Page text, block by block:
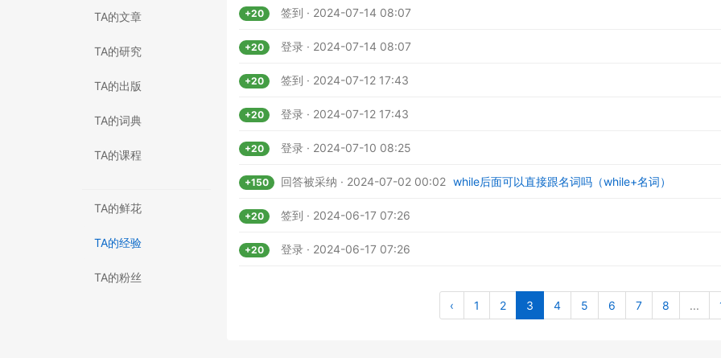
TA的文章
TA的研究
TA的出版
TA的词典
TA的课程
TA的鲜花
TA的经验
TA的粉丝
+20 签到 · 2024-07-14 08:07
+20 登录 · 2024-07-14 08:07
+20 签到 · 2024-07-12 17:43
+20 登录 · 2024-07-12 17:43
+20 登录 · 2024-07-10 08:25
+150 回答被采纳 · 2024-07-02 00:02 while后面可以直接跟名词吗（while+名词）
+20 签到 · 2024-06-17 07:26
+20 登录 · 2024-06-17 07:26
‹ 1 2 3 4 5 6 7 8 ...